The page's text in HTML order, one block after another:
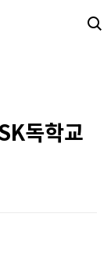
독학교